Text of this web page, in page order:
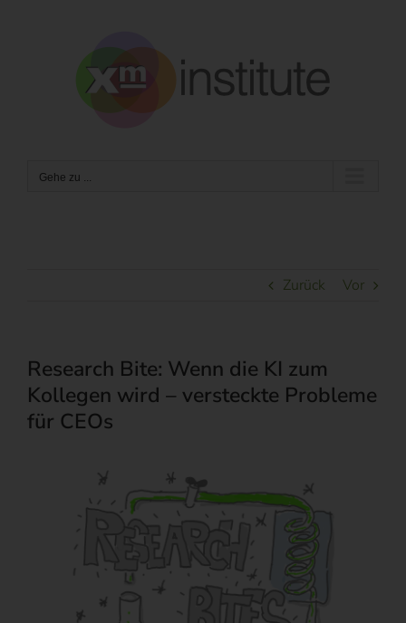
Gehe zu ...
Zurück Vor
Research Bite: Wenn die KI zum
Kollegen wird – versteckte Probleme
für CEOs